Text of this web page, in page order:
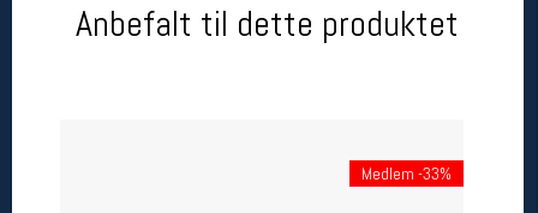
Anbefalt til dette produktet
Medlem -33%